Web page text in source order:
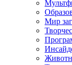
Мир